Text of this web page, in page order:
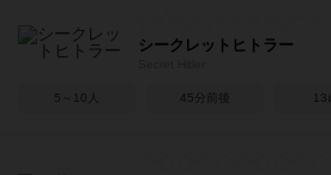
シークレットヒトラー
5～10人 45分前後 13